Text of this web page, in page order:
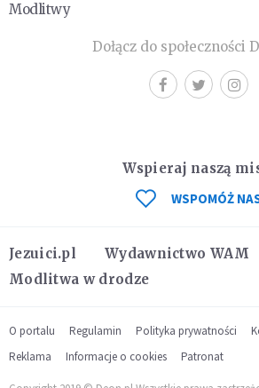
Modlitwy
Dołącz do społeczności
Jezuici.pl Wydawnictwo WAM
Modlitwa w drodze
Wspieraj naszą
WSPOMÓŻ
O portalu Regulamin Polityka prywatności
Reklama
Informacje o cookies Patronat